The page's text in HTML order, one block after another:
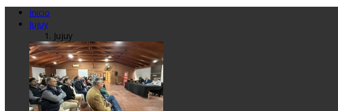
Inicio
Jujuy
Jujuy